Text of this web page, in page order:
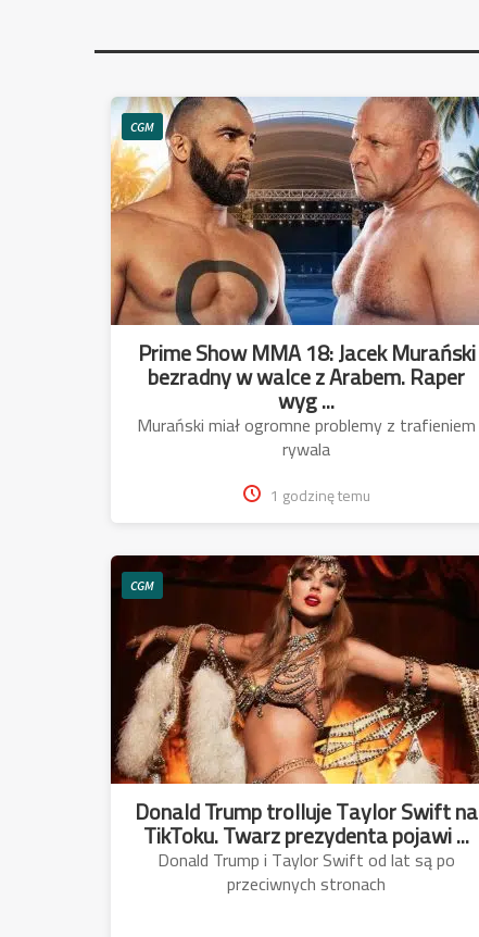
CGM
Prime Show MMA 18: Jacek Murański
bezradny w walce z Arabem. Raper
wyg ...
Murański miał ogromne problemy z trafieniem
rywala
1 godzinę temu
CGM
Donald Trump trolluje Taylor Swift na
TikToku. Twarz prezydenta pojawi ...
Donald Trump i Taylor Swift od lat są po
przeciwnych stronach